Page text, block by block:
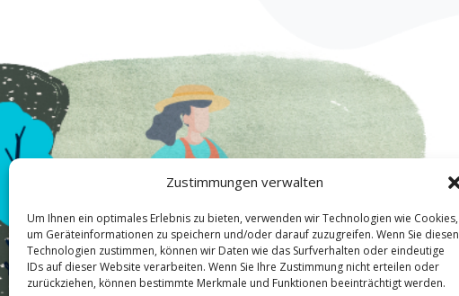
Zustimmungen verwalten
Um Ihnen ein optimales Erlebnis zu bieten, verwenden wir Technologien wie Cookies,
um Geräteinformationen zu speichern und/oder darauf zuzugreifen. Wenn Sie diesen
Technologien zustimmen, können wir Daten wie das Surfverhalten oder eindeutige
IDs auf dieser Website verarbeiten. Wenn Sie Ihre Zustimmung nicht erteilen oder
zurückziehen, können bestimmte Merkmale und Funktionen beeinträchtigt werden.